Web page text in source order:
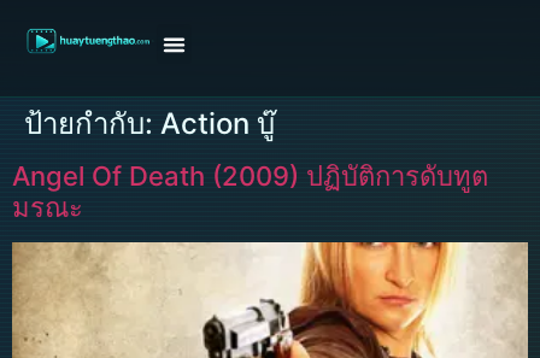
ป้ายกำกับ: Action บู๊
Angel Of Death (2009) ปฏิบัติการดับทูต
มรณะ